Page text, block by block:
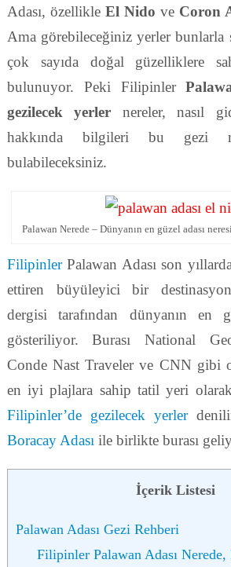
Adası, özellikle El Nidove Coron
Ama görebileceğiniz yerler bunlarla
çok sayıda doğal güzelliklere
bulunuyor. Peki Filipinler
gezilecek yerler nereler, nasıl
hakkında bilgileri bu gezi
bulabileceksiniz.
Palawan Nerede – Dünyanın en güzel adası
FilipinlerPalawan Adası son
ettiren büyüleyici bir
dergisi tarafından dünyanın en
gösteriliyor. Burası National
Conde Nast Traveler ve CNN gibi
en iyi plajlara sahip tatil yeri
Filipinler’de gezilecek yerler
Boracay Adası ile birlikte burası
İçerik Listesi
Palawan Adası Gezi Rehberi
Filipinler Palawan Adası